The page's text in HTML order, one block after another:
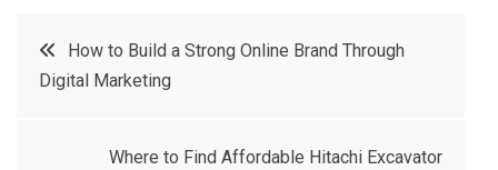
t
e
e
Post
navigation
How to Build a Strong Online Brand Through
Digital Marketing
Where to Find Affordable Hitachi Excavator